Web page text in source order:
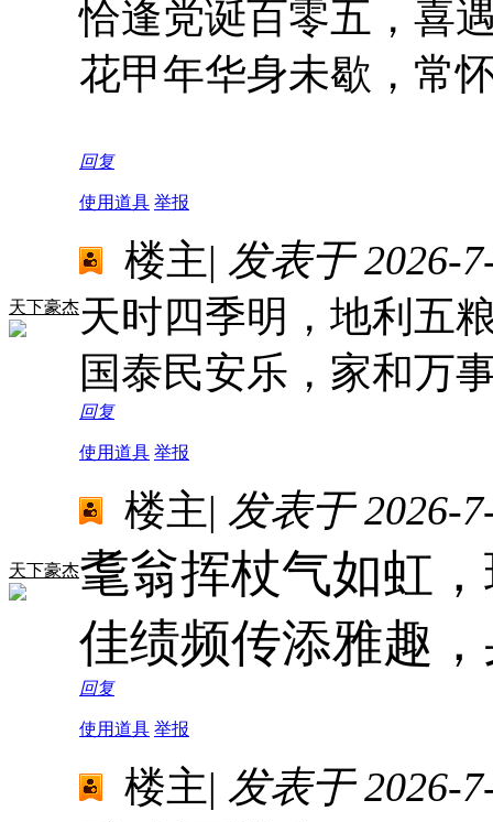
恰逢党诞百零五，喜
花甲年华身未歇，常
回复
使用道具 举报
天下豪杰
楼主| 发表于 2026-
天时四季明，地利五
国泰民安乐，家和万
回复
使用道具 举报
天下豪杰
楼主| 发表于 2026-
耄翁挥杖气如虹
佳绩频传添雅趣
回复
使用道具 举报
楼主| 发表于 2026-